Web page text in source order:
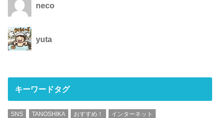
neco
yuta
キーワードタグ
SNS TANOSHIKA おすすめ！
インターネット